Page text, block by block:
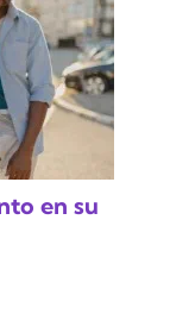
en su